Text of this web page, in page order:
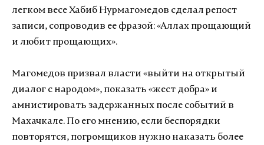
легком весе Хабиб Нурмагомедов сделал репост
записи, сопроводив ее фразой: «Аллах прощающий
и любит прощающих».
Магомедов призвал власти «выйти на открытый
диалог с народом», показать «жест добра» и
амнистировать задержанных после событий в
Махачкале. По его мнению, если беспорядки
повторятся, погромщиков нужно наказать более